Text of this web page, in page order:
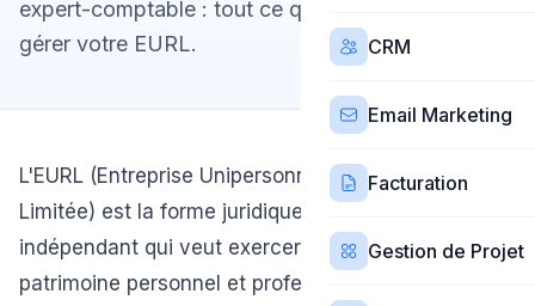
CRM
Email Marketing
Facturation
Gestion de Projet
expert-comptable : tout ce qu'il faut savoir pour
gérer votre EURL.
L'EURL (Entreprise Unipersonnelle à Responsabilité
Limitée) est la forme juridique idéale pour un
indépendant qui veut exercer seul tout en séparant
patrimoine personnel et professionnel. Mais